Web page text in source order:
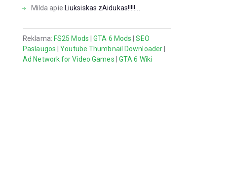
Milda apie Liuksiskas zAidukas!!!!!...
Reklama: FS25 Mods |GTA 6 Mods |SEO
Paslaugos |Youtube Thumbnail Downloader
Ad Network for Video Games
GTA 6 Wiki